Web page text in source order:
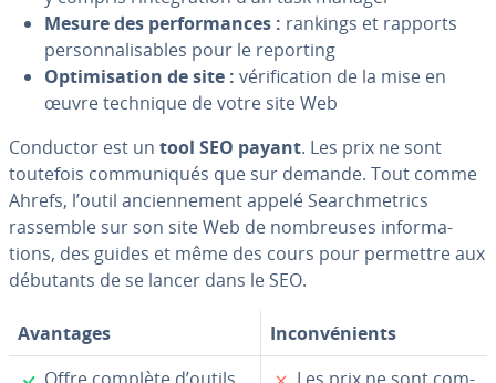
Mesure des per­for­mances : rankings et rapports
per­son­na­li­sables pour le reporting
Op­ti­mi­sa­tion de site : vé­ri­fi­ca­tion de la mise en
œuvre technique de votre site Web
Conductor est un tool SEO payant. Les prix ne sont
toutefois com­mu­ni­qués que sur demande. Tout comme
Ahrefs, l’outil an­cien­ne­ment appelé Search­me­trics
rassemble sur son site Web de nom­breuses in­for­ma­
tions, des guides et même des cours pour permettre aux
débutants de se lancer dans le SEO.
Avantages
In­con­vé­nients
✓
✗